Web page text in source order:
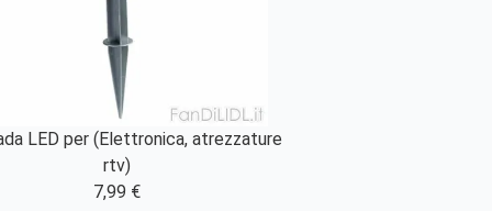
LED per (Elettronica, atrezzature
rtv)
7,99 €